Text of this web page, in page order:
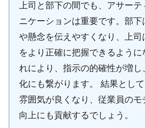
上司と部下の間でも、アサーテ
ニケーションは重要です。部下
や懸念を伝えやすくなり、上司
をより正確に把握できるように
れにより、指示の的確性が増し
化にも繋がります。 結果とし
雰囲気が良くなり、従業員のモ
向上にも貢献するでしょう。